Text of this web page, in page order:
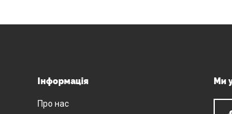
Інформація
Про нас
Ми